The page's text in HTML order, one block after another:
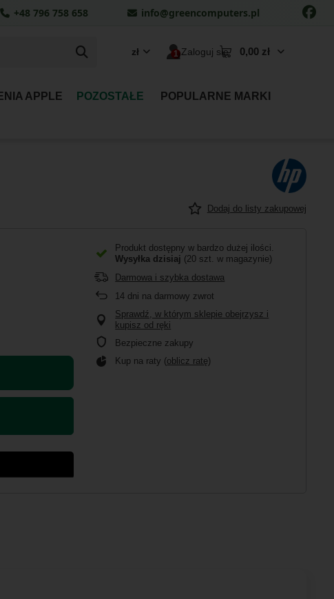
zł Zaloguj się 0,00 zł
APPLE POZOSTAŁE
POPULARNE MARKI
Dodaj do listy zakupowej
Produkt dostępny w bardzo dużej ilości
Wysyłka dzisiaj (20 szt. w magazynie)
Darmowa i szybka dostawa
14 dni na darmowy zwrot
Sprawdź, w którym sklepie obejrzysz i
kupisz od ręki
Bezpieczne zakupy
Kup na raty (oblicz ratę)
+48 796 758 658 info@greencomputers.pl